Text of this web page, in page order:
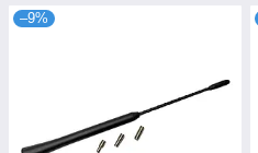
–9%